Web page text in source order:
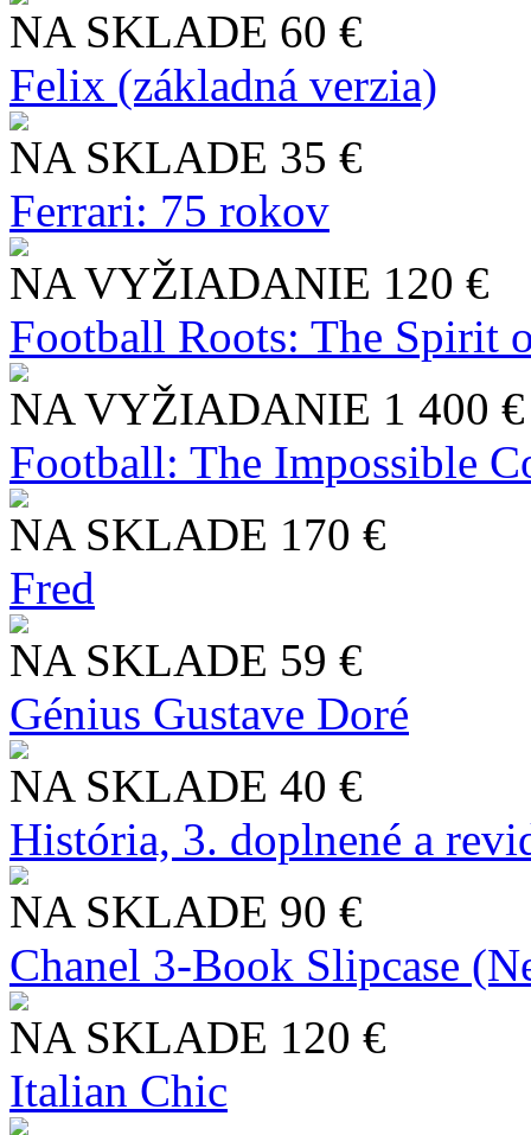
NA SKLADE 60 €
Felix (základná verzia)
NA SKLADE 35 €
Ferrari: 75 rokov
NA VYŽIADANIE 120 €
Football Roots: The Spirit
NA VYŽIADANIE 1 400 €
Football: The Impossible
NA SKLADE 170 €
Fred
NA SKLADE 59 €
Génius Gustave Doré
NA SKLADE 40 €
História, 3. doplnené a
NA SKLADE 90 €
Chanel 3-Book Slipcase
NA SKLADE 120 €
Italian Chic